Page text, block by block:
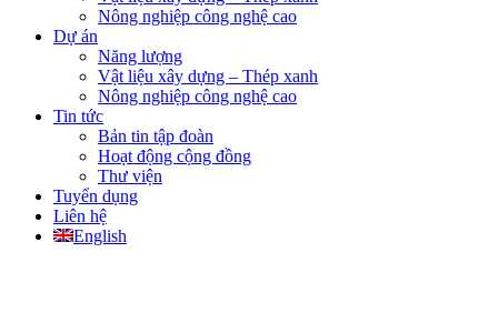
Nông nghiệp công nghệ cao
Dự án
Năng lượng
Vật liệu xây dựng – Thép xanh
Nông nghiệp công nghệ cao
Tin tức
Bản tin tập đoàn
Hoạt động cộng đồng
Thư viện
Tuyển dụng
Liên hệ
English